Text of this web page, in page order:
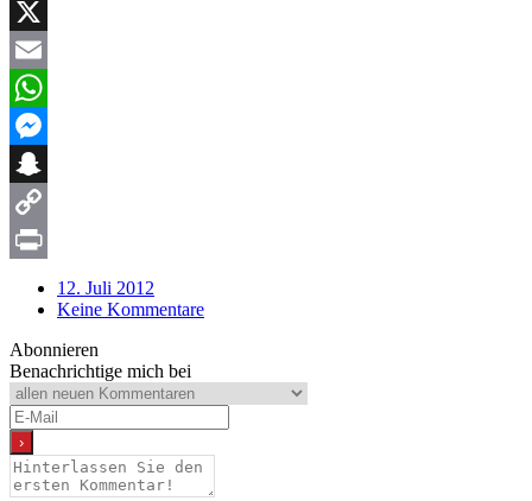
Facebook
X
Email
WhatsApp
Messenger
Snapchat
Copy
12. Juli 2012
Keine Kommentare
Abonnieren
Benachrichtige mich bei